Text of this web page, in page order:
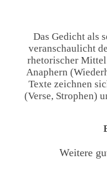
Das Gedicht als
veranschaulicht
rhetorischer
Anaphern
Texte zeichnen
(Verse, Strophen)
Weitere